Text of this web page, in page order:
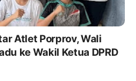
Atlet Porprov, Wali
ke Wakil Ketua DPRD